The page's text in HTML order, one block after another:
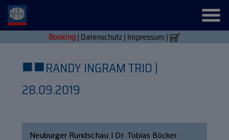
Booking| Datenschutz| Impressum |
■■RANDY INGRAM TRIO |
28.09.2019
Neuburger Rundschau | Dr. Tobias Böcker